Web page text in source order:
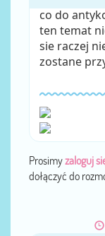
co do
ten temat
sie raczej
zostane
Prosimyzaloguj
dołączyć do